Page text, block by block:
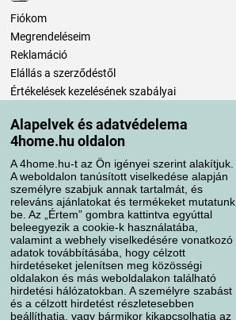
Alapelvek és adatvédelema
4home.hu oldalon
A 4home.hu-t az Ön igényei szerint alakítjuk.
A weboldalon tanúsított viselkedése alapján
személyre szabjuk annak tartalmát, és
releváns ajánlatokat és termékeket mutatunk
be. Az „Értem” gombra kattintva egyúttal
beleegyezik a cookie-k használatába,
valamint a webhely viselkedésére vonatkozó
adatok továbbításába, hogy célzott
hirdetéseket jelenítsen meg közösségi
oldalakon és más weboldalakon található
hirdetési hálózatokban. A személyre szabást
és a célzott hirdetést részletesebben
beállíthatja, vagy bármikor kikapcsolhatja az
Fiókom
Megrendeléseim
Reklamáció
Elállás a szerződéstől
Értékelések kezelésének szabályai
Szállítási módok
Fizetési módok
AdatvédelemSüti szabályzat